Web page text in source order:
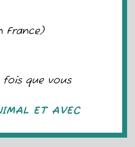
France)
que vous
ET AVEC